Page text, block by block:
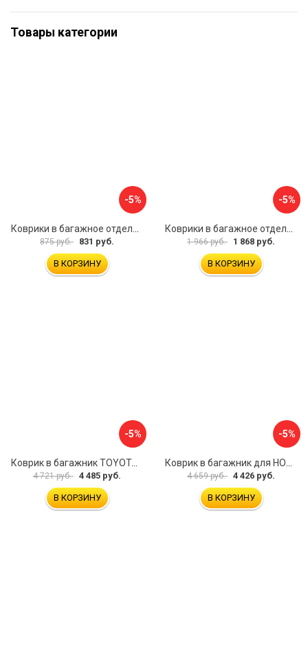
Товары категории
-5%
875 руб. 831 руб.
В КОРЗИНУ
-5%
1 966 руб. 1 868 руб.
В КОРЗИНУ
-5%
Коврик в багажник TOYOTA Land Cruiser 200, 2012- 5 мест, внед. ELEMENT CARTYT00010
4 721 руб. 4 485 руб.
В КОРЗИНУ
-5%
Коврик в багажник для HONDA CR-V 2017- г.в., кроссовер, верхний ELEMENT ELEMENT1840B13
4 659 руб. 4 426 руб.
В КОРЗИНУ